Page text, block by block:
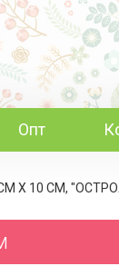
Опт
Х 10 СМ,